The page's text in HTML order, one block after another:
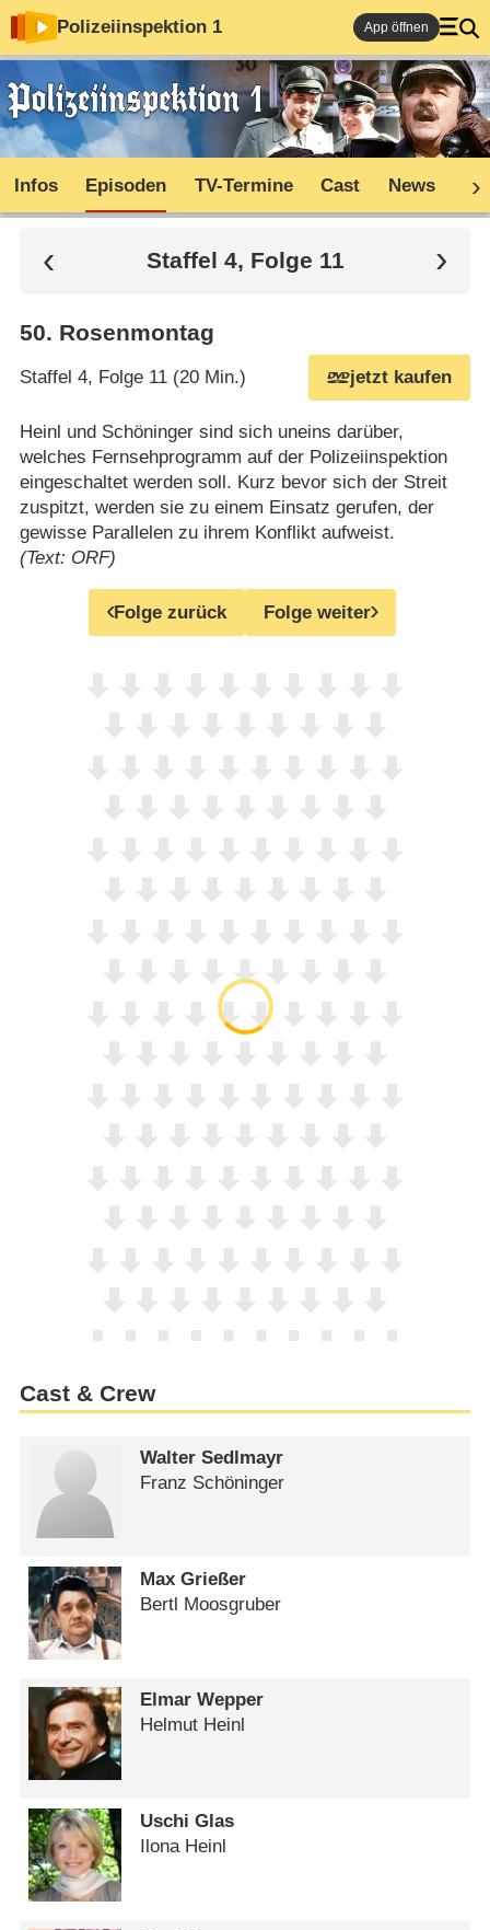
Polizeiinspektion 1 App öffnen
Infos Episoden TV-Termine Cast News
Staffel 4, Folge 11
50. Rosenmontag
Staffel 4, Folge 11 (20 Min.) jetzt kaufen
Heinl und Schöninger sind sich uneins darüber,
welches Fernsehprogramm auf der Polizeiinspektion
eingeschaltet werden soll. Kurz bevor sich der Streit
zuspitzt, werden sie zu einem Einsatz gerufen, der
gewisse Parallelen zu ihrem Konflikt aufweist.
(Text: ORF)
Folge zurück Folge weiter
Cast & Crew
Walter Sedlmayr
Franz Schöninger
Max Grießer
Bertl Moosgruber
Elmar Wepper
Helmut Heinl
Uschi Glas
Ilona Heinl